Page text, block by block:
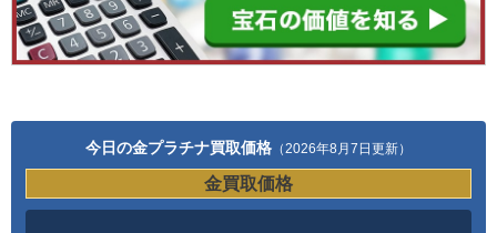
今日の金プラチナ買取価格 （2026年8月7日更新）
金買取価格